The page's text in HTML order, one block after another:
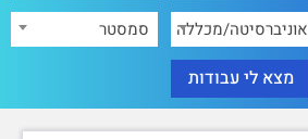
אוניברסיטה/מכללה סמסטר